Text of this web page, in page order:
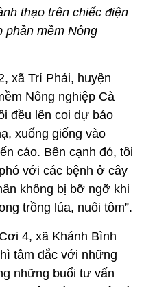
thạo trên chiếc điện
phần mềm Nông
xã Trí Phải, huyện
Nông nghiệp Cà
đều lên coi dự báo
xuống giống vào
cáo. Bên cạnh đó, tôi
với các bệnh ở cây
không bị bỡ ngỡ khi
trồng lúa, nuôi tôm”.
4, xã Khánh Bình
tâm đắc với những
những buổi tư vấn